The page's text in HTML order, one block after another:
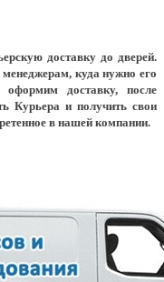
доставку до дверей.
куда нужно его
доставку, после
Курьера и получить свои
в нашей компании.